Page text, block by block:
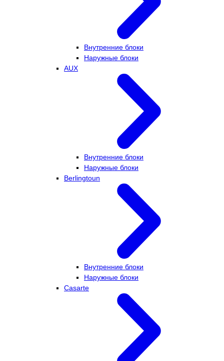
Внутренние блоки
Наружные блоки
AUX
Внутренние блоки
Наружные блоки
Berlingtoun
Внутренние блоки
Наружные блоки
Casarte